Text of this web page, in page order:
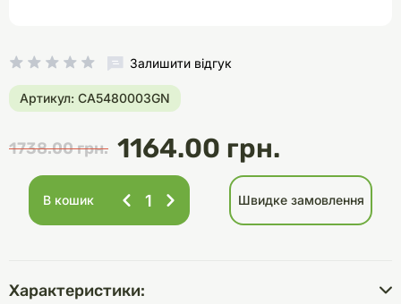
Залишити відгук
Артикул: CA5480003GN
1738.00 грн. 1164.00 грн.
В кошик Швидке замовлення
Характеристики: